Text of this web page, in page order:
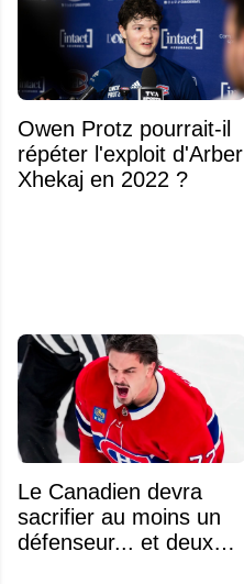
Owen Protz pourrait-il
répéter l'exploit d'Arber
Xhekaj en 2022 ?
Le Canadien devra
sacrifier au moins un
défenseur... et deux